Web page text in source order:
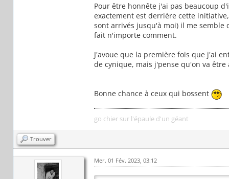
Pour être honnête j'ai pas beaucoup
exactement est derrière cette
sont arrivés jusqu'à moi) il me semble
fait n'importe comment.
J'avoue que la première fois que j'ai
de cynique, mais j'pense qu'on va
Bonne chance à ceux qui bossent
go chier sur l'épaule d'un géant
Trouver
Mer. 01 Fév. 2023, 03:12